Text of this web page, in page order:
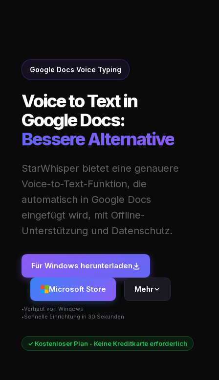
Google Docs Voice Typing
Voice to Text in
Google Docs:
Bessere Alternative
StarWhisper bietet eine genauere
Voice-to-Text-Funktion, die
automatisch in Google Docs
eingefügt wird, mit Offline-
Unterstützung und Datenschutz.
Für Windows herunterladen
Microsoft Store
Vertraut von Windows
Schnelle Einrichtung in 30 Sekunden
Mehr
✓ Kostenloser Plan - Keine Kreditkarte erforderlich